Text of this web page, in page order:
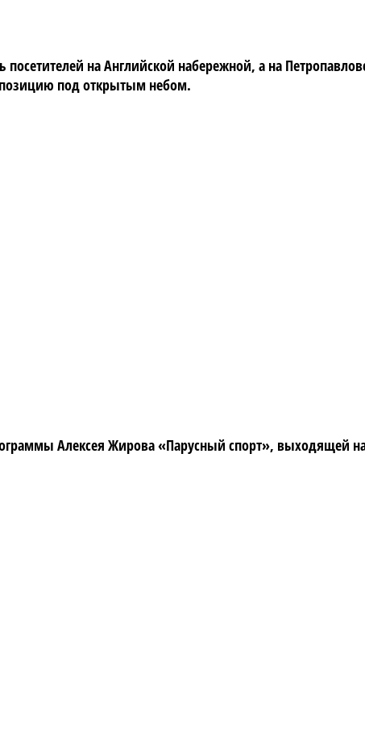
на Английской набережной, а на
под открытым небом.
Алексея Жирова «Парусный спорт», выходящей